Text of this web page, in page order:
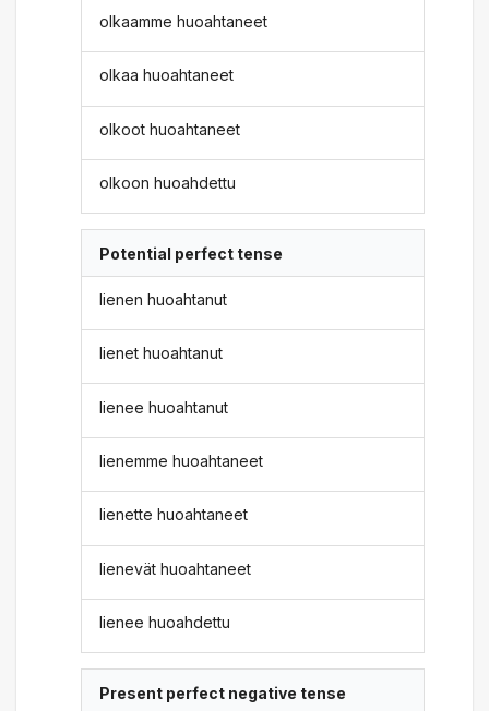
olkaamme huoahtaneet
olkaa huoahtaneet
olkoot huoahtaneet
olkoon huoahdettu
Potential perfect tense
lienen huoahtanut
lienet huoahtanut
lienee huoahtanut
lienemme huoahtaneet
lienette huoahtaneet
lienevät huoahtaneet
lienee huoahdettu
Present perfect negative tense